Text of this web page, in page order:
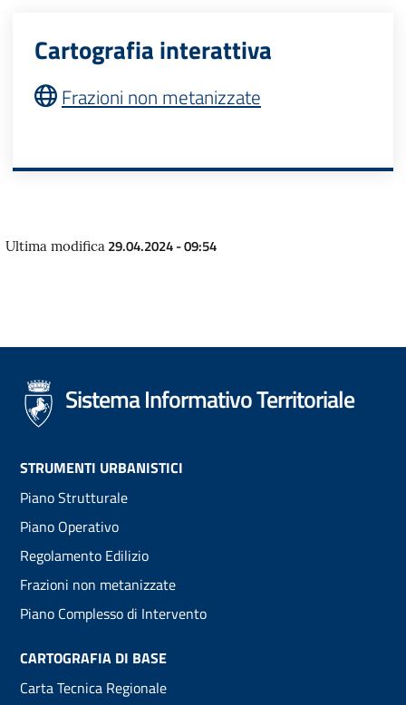
Cartografia interattiva
Frazioni non metanizzate
Ultima modifica 29.04.2024 - 09:54
Sistema Informativo Territoriale
Footer
menu
STRUMENTI URBANISTICI
Piano Strutturale
Piano Operativo
Regolamento Edilizio
Frazioni non metanizzate
Piano Complesso di Intervento
CARTOGRAFIA DI BASE
Carta Tecnica Regionale